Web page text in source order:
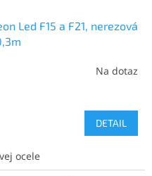
Led F15 a F21, nerezová
Na dotaz
DETAIL
ocele